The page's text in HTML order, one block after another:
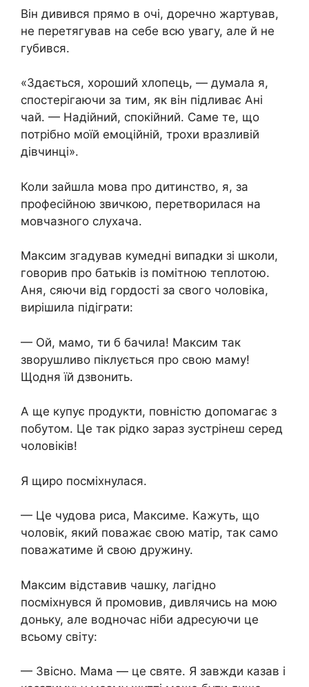
Він дивився прямо в очі, доречно жартував,
не перетягував на себе всю увагу, але й не
губився.
«Здається, хороший хлопець, — думала я,
спостерігаючи за тим, як він підливає Ані
чай. — Надійний, спокійний. Саме те, що
потрібно моїй емоційній, трохи вразливій
дівчинці».
Коли зайшла мова про дитинство, я, за
професійною звичкою, перетворилася на
мовчазного слухача.
Максим згадував кумедні випадки зі школи,
говорив про батьків із помітною теплотою.
Аня, сяючи від гордості за свого чоловіка,
вирішила підіграти:
— Ой, мамо, ти б бачила! Максим так
зворушливо піклується про свою маму!
Щодня їй дзвонить.
А ще купує продукти, повністю допомагає з
побутом. Це так рідко зараз зустрінеш серед
чоловіків!
Я щиро посміхнулася.
— Це чудова риса, Максиме. Кажуть, що
чоловік, який поважає свою матір, так само
поважатиме й свою дружину.
Максим відставив чашку, лагідно
посміхнувся й промовив, дивлячись на мою
доньку, але водночас ніби адресуючи це
всьому світу:
— Звісно. Мама — це святе. Я завжди казав і